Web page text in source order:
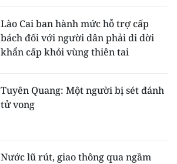
Lào Cai ban hành mức hỗ trợ cấp
bách đối với người dân phải di dời
khẩn cấp khỏi vùng thiên tai
Tuyên Quang: Một người bị sét đánh
tử vong
Nước lũ rút, giao thông qua ngầm